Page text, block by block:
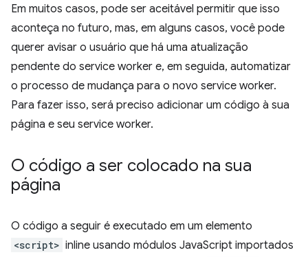
Em muitos casos, pode ser aceitável permitir que isso
aconteça no futuro, mas, em alguns casos, você pode
querer avisar o usuário que há uma atualização
pendente do service worker e, em seguida, automatizar
o processo de mudança para o novo service worker.
Para fazer isso, será preciso adicionar um código à sua
página e seu service worker.
O código a ser colocado na sua
página
O código a seguir é executado em um elemento
<script> inline usando módulos JavaScript importados